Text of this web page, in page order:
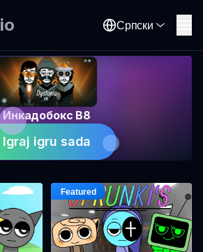
io Српски
Инкадобокс В8
Igraj igru sada